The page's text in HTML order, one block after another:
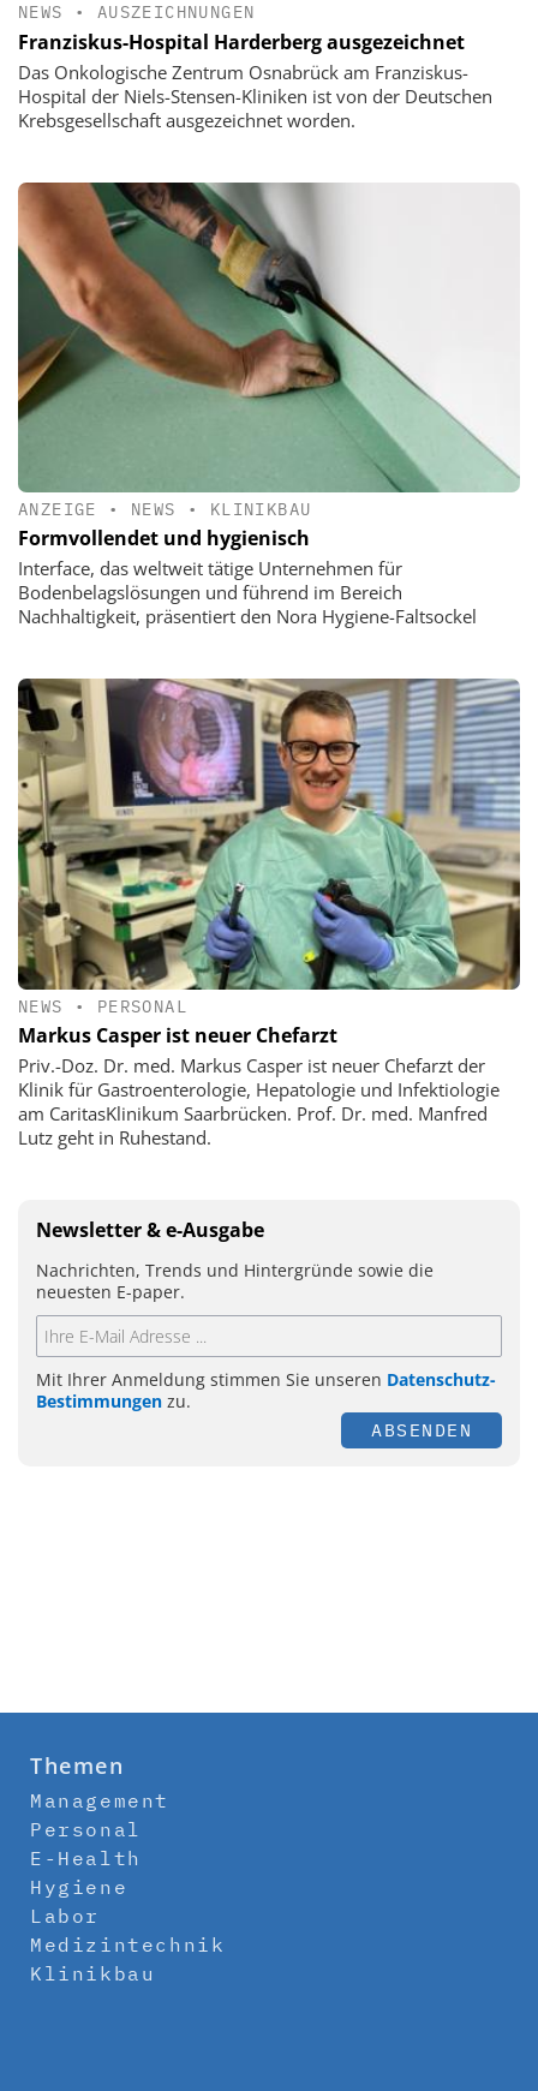
NEWS • AUSZEICHNUNGEN
Franziskus-Hospital Harderberg ausgezeichnet
Das Onkologische Zentrum Osnabrück am Franziskus-
Hospital der Niels-Stensen-Kliniken ist von der Deutschen
Krebsgesellschaft ausgezeichnet worden.
ANZEIGE • NEWS • KLINIKBAU
Formvollendet und hygienisch
Interface, das weltweit tätige Unternehmen für
Bodenbelagslösungen und führend im Bereich
Nachhaltigkeit, präsentiert den Nora Hygiene-Faltsockel
NEWS • PERSONAL
Markus Casper ist neuer Chefarzt
Priv.-Doz. Dr. med. Markus Casper ist neuer Chefarzt der
Klinik für Gastroenterologie, Hepatologie und Infektiologie
am CaritasKlinikum Saarbrücken. Prof. Dr. med. Manfred
Lutz geht in Ruhestand.
Newsletter & e-Ausgabe
Nachrichten, Trends und Hintergründe sowie die
neuesten E-paper.
Mit Ihrer Anmeldung stimmen Sie unseren Datenschutz-
Bestimmungen zu.
ABSENDEN
Themen
Management
Personal
E-Health
Hygiene
Labor
Medizintechnik
Klinikbau